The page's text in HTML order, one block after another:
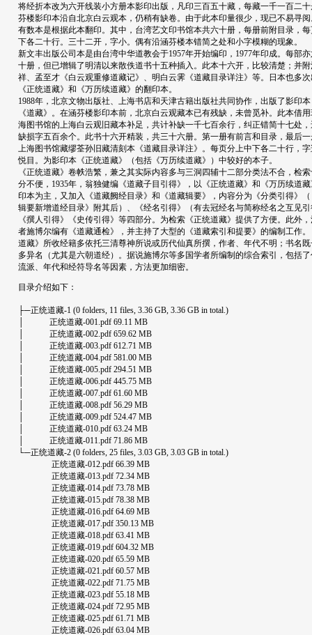
将经折本改为六开线装小方册本影印出版，凡印三百五十藏，每藏一千一百二
芬楼影印本沿自北京白云观本，仍稍有缺卷。由于此本印量很少，现已不易寻
有数本是根据此本翻印。其中，台湾艺文印书馆本共六十册，每册前附目录，
下各二十行。三十二开，字小。偶有沿涵芬楼本错简之处和小字模糊的现象。
新文丰出版公司本是由台湾中华道教会于1957年开始编印，1977年印成。每部
十册，但已增辑了明清以来散佚道书十五种插入。此本十六开，比较清楚；并
祥、孟至才《白云观重修道藏记》、明白云霁《道藏目录详注》等。日本也多
《正统道藏》和《万历续道藏》的翻印本。
1988年，北京文物出版社、上海书店和天津古籍出版社共同协作，出版了影印本
《道藏》。在涵芬楼影印本前，北京白云观藏本已有残缺，未曾觅补。此本借
海图书馆的上海白云观旧藏本补足，共计补缺一千七百余行，纠正错简十七处
缺损字五百余个。此书十六开精装，共三十六册。第一册有前言和目录，最后
上海图书馆藏缪荃孙旧藏清刻本《道藏目录详注》。每页分上中下各二十行，
悦目。为影印本《正统道藏》（包括《万历续道藏》）中较好的本子。
《正统道藏》卷帙浩繁，兼之其实际内容多与三洞四辅十二部分类法不合，检
分不便，1935年，翁独健编《道藏子目引得》，以《正统道藏》和《万历续道
印本为主，又加入《道藏阙经目录》和《道藏辑要》，内容分为《分类引得》
辑要新增道经目录》附其后）、《经名引得》（有去冠经名与简称经名之互见
《撰人引得》《史传引得》等四部分。为检索《正统道藏》提供了方便。此外
者施博尔编有《道藏通检》，并主持了大型的《道藏索引和提要》的编制工作
道藏》所收经籍多依托三清尊神所说或历代仙真所撰，作者、年代不明；书名
多异名（尤其是六朝道经）。据说施博尔等多国学者所编制的综合索引，包括
流派、年代和经符导名等因素，方法更加细密。
目录介绍如下：
├─正统道藏-1 (0 folders, 11 files, 3.36 GB, 3.36 GB in total.)
│ 正统道藏-001.pdf 69.11 MB
│ 正统道藏-002.pdf 659.62 MB
│ 正统道藏-003.pdf 612.71 MB
│ 正统道藏-004.pdf 581.00 MB
│ 正统道藏-005.pdf 294.51 MB
│ 正统道藏-006.pdf 445.75 MB
│ 正统道藏-007.pdf 61.60 MB
│ 正统道藏-008.pdf 56.29 MB
│ 正统道藏-009.pdf 524.47 MB
│ 正统道藏-010.pdf 63.24 MB
│ 正统道藏-011.pdf 71.86 MB
└─正统道藏-2 (0 folders, 25 files, 3.03 GB, 3.03 GB in total.)
正统道藏-012.pdf 66.39 MB
正统道藏-013.pdf 72.34 MB
正统道藏-014.pdf 73.78 MB
正统道藏-015.pdf 78.38 MB
正统道藏-016.pdf 64.69 MB
正统道藏-017.pdf 350.13 MB
正统道藏-018.pdf 63.41 MB
正统道藏-019.pdf 604.32 MB
正统道藏-020.pdf 65.59 MB
正统道藏-021.pdf 60.57 MB
正统道藏-022.pdf 71.75 MB
正统道藏-023.pdf 55.18 MB
正统道藏-024.pdf 72.95 MB
正统道藏-025.pdf 61.71 MB
正统道藏-026.pdf 63.04 MB